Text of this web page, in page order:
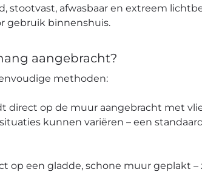
stootvast, afwasbaar en extreem
gebruik binnenshuis.
aangebracht?
methoden:
direct op de muur aangebracht met
kunnen variëren – een
op een gladde, schone muur geplakt –